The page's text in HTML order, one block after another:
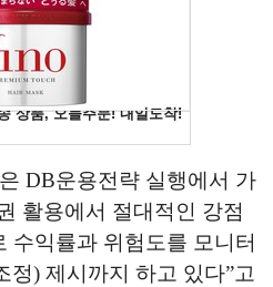
DB운용전략 실행에서 가
활용에서 절대적인 강점
수익률과 위험도를 모니터
정) 제시까지 하고 있다”고